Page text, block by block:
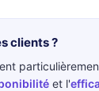
clients ?
et l'